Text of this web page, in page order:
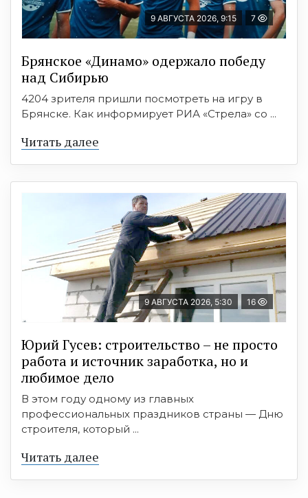
9 АВГУСТА 2026, 9:15 7
Брянское «Динамо» одержало победу
над Сибирью
4204 зрителя пришли посмотреть на игру в
Брянске. Как информирует РИА «Стрела» со ...
Читать далее
9 АВГУСТА 2026, 5:30 16
Юрий Гусев: строительство – не просто
работа и источник заработка, но и
любимое дело
В этом году одному из главных
профессиональных праздников страны — Дню
строителя, который ...
Читать далее